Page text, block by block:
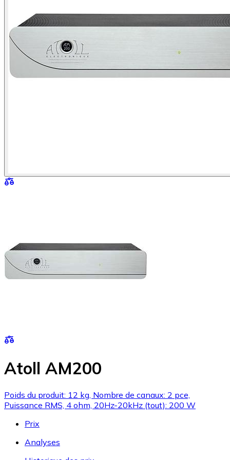
Atoll AM200
Poids du produit: 12 kg, Nombre de canaux: 2 pce,
Puissance RMS, 4 ohm, 20Hz-20kHz (tout): 200 W
Prix
Analyses